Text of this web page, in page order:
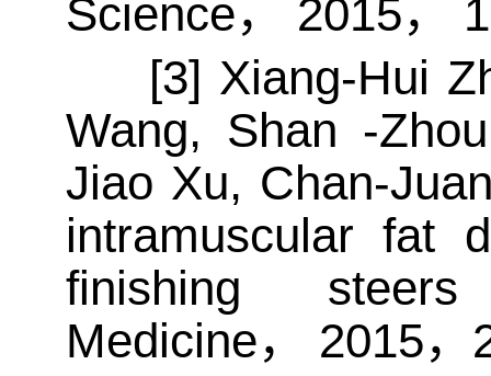
Science， 2015，
[3] Xiang-Hui
Wang, Shan -
Jiao Xu, Chan-
intramuscular fat
finishing steers
Medicine， 2015，